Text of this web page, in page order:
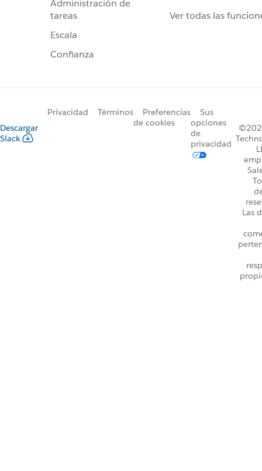
Administración de
tareas
Escala
Confianza
Ver todas las
Descargar
Slack
Privacidad Términos
Preferencias
de cookies
Sus
opciones
de
privacidad
Las